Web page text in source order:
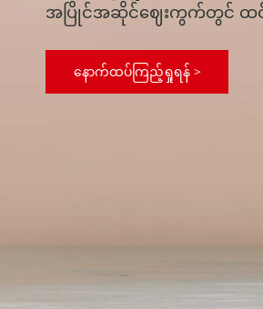
အပြိုင်အဆိုင်ဈေးကွက်တွင် ထ
နောက်ထပ်ကြည့်ရှုရန် >